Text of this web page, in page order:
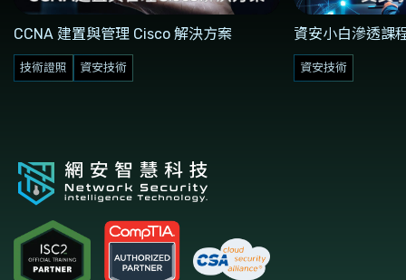
CCNA 建置與管理 Cisco 解決方案
技術證照 資安技術
資安小白滲透課
資安技術